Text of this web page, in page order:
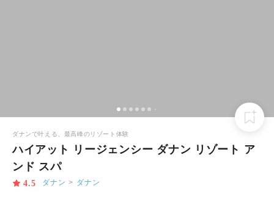
ダナンで叶える、最高峰のリゾート体験
ハイアット リージェンシー ダナン リゾート ア
ンド スパ
4.5 ダナン > ダナン